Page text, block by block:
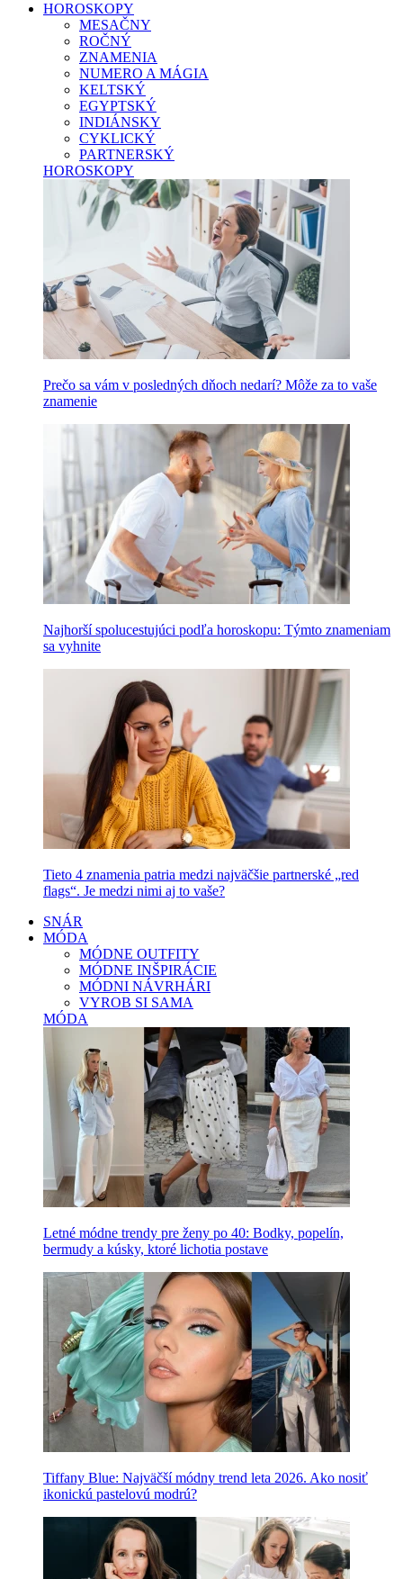
HOROSKOPY
MESAČNY
ROČNÝ
ZNAMENIA
NUMERO A MÁGIA
KELTSKÝ
EGYPTSKÝ
INDIÁNSKY
CYKLICKÝ
PARTNERSKÝ
HOROSKOPY
Prečo sa vám v posledných dňoch nedarí? Môže za to vaše
znamenie
Najhorší spolucestujúci podľa horoskopu: Týmto znameniam
sa vyhnite
Tieto 4 znamenia patria medzi najväčšie partnerské „red
flags“. Je medzi nimi aj to vaše?
SNÁR
MÓDA
MÓDNE OUTFITY
MÓDNE INŠPIRÁCIE
MÓDNI NÁVRHÁRI
VYROB SI SAMA
MÓDA
Letné módne trendy pre ženy po 40: Bodky, popelín,
bermudy a kúsky, ktoré lichotia postave
Tiffany Blue: Najväčší módny trend leta 2026. Ako nosiť
ikonickú pastelovú modrú?